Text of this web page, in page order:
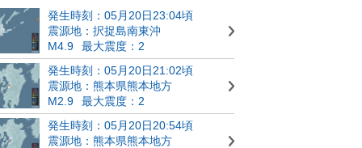
発生時刻：05月20日23:04頃
震源地：択捉島南東沖
M4.9
最大震度：2
発生時刻：05月20日21:02頃
震源地：熊本県熊本地方
M2.9
最大震度：2
発生時刻：05月20日20:54頃
震源地：熊本県熊本地方